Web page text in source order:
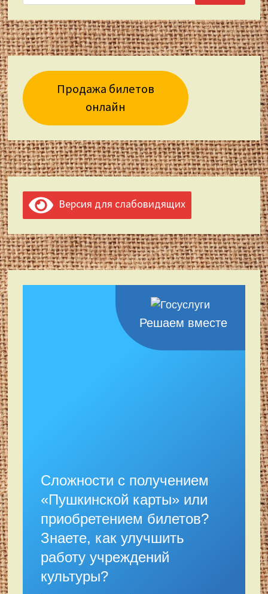
Продажа билетов
онлайн
Версия для слабовидящих
Решаем вместе
Сложности с получением
«Пушкинской карты» или
приобретением билетов?
Знаете, как улучшить
работу учреждений
культуры?